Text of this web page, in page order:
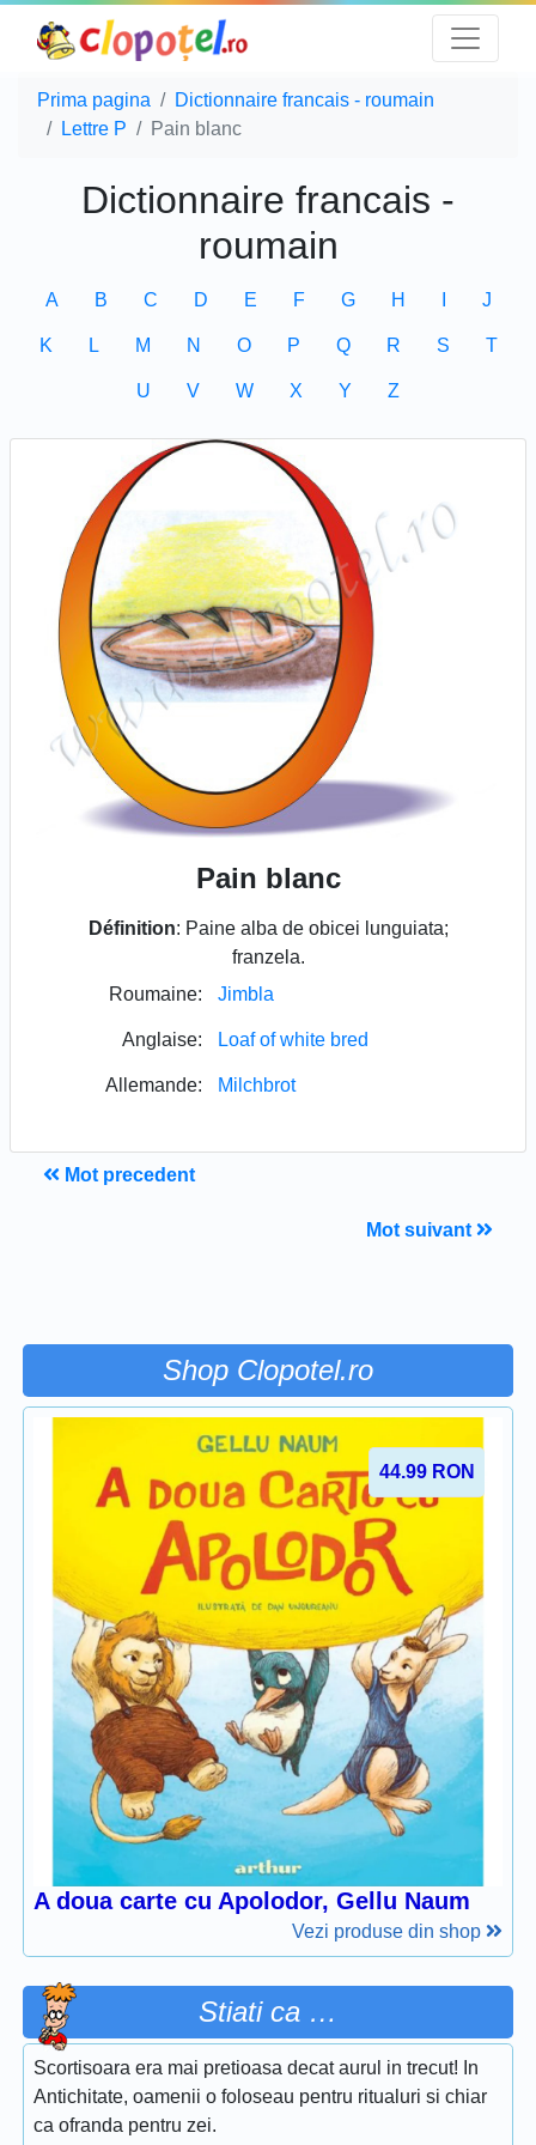
Prima pagina
Dictionnaire francais - roumain
Lettre P
Pain blanc
Dictionnaire francais -
roumain
A B C D E F G H J
K L M N O P Q R S T
U V W X Y Z
Pain blanc
Définition: Paine alba de obicei lunguiata;
franzela.
Roumaine:
Jimbla
Anglaise: Loaf of white bred
Allemande: Milchbrot
Mot precedent
Mot suivant
Shop Clopotel.ro
44.99 RON
A doua carte cu Apolodor, Gellu Naum
Vezi produse din shop
Stiati ca …
Scortisoara era mai pretioasa decat aurul in trecut! In
Antichitate, oamenii o foloseau pentru ritualuri si chiar
ca ofranda pentru zei.